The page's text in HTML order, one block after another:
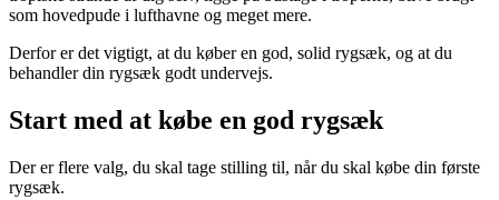
som hovedpude i lufthavne og meget mere.
Derfor er det vigtigt, at du køber en god, solid rygsæk, og at du
behandler din rygsæk godt undervejs.
Start med at købe en god rygsæk
Der er flere valg, du skal tage stilling til, når du skal købe din første
rygsæk.